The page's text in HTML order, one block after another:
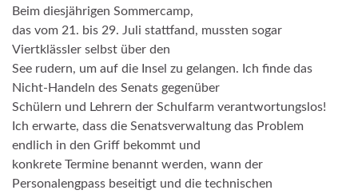
Beim diesjährigen Sommercamp,
das vom 21. bis 29. Juli stattfand, mussten sogar
Viertklässler selbst über den
See rudern, um auf die Insel zu gelangen. Ich finde das
Nicht-Handeln des Senats gegenüber
Schülern und Lehrern der Schulfarm verantwortungslos!
Ich erwarte, dass die Senatsverwaltung das Problem
endlich in den Griff bekommt und
konkrete Termine benannt werden, wann der
Personalengpass beseitigt und die technischen